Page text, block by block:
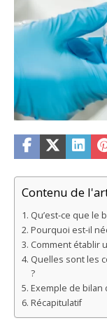
Contenu de
Qu’est-ce que le
Pourquoi est-il
Comment établir
Quelles sont les
?
Exemple de bilan
Récapitulatif